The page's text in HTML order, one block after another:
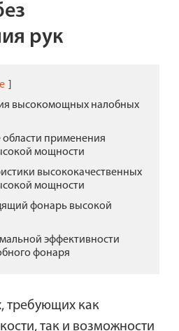
рук
высокомощных налобных
применения
мощности
высококачественных
мощности
фонарь высокой
эффективности
фонаря
требующих как
так и возможности